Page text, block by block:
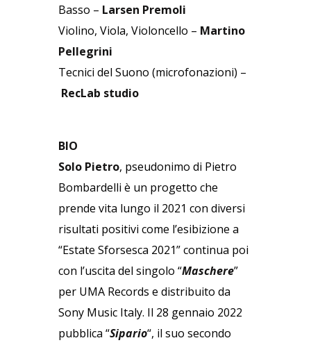
Basso – Larsen Premoli
Violino, Viola, Violoncello – Martino
Pellegrini
Tecnici del Suono (microfonazioni) –
RecLab studio
BIO
Solo Pietro, pseudonimo di Pietro
Bombardelli è un progetto che
prende vita lungo il 2021 con diversi
risultati positivi come l’esibizione a
“Estate Sforsesca 2021” continua poi
con l’uscita del singolo “Maschere”
per UMA Records e distribuito da
Sony Music Italy. Il 28 gennaio 2022
pubblica “Sipario“, il suo secondo